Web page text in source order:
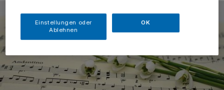
Einstellungen oder
Ablehnen
OK